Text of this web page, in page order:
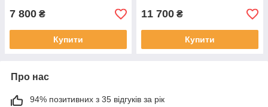
7 800 ₴
Купити
11 700 ₴
Купити
Про нас
94% позитивних з 35 відгуків за рік